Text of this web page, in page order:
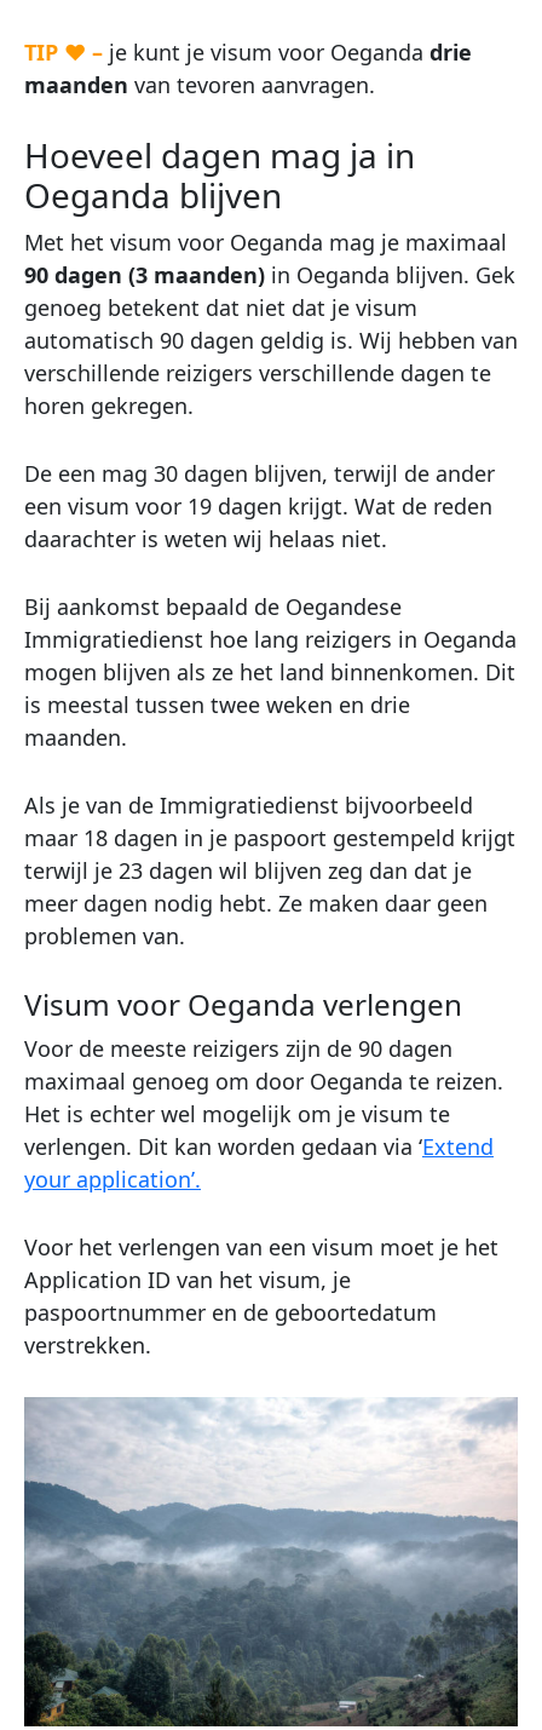
TIP ♥ – je kunt je visum voor Oeganda drie
maanden van tevoren aanvragen.
Hoeveel dagen mag ja in
Oeganda blijven
Met het visum voor Oeganda mag je maximaal
90 dagen (3 maanden) in Oeganda blijven. Gek
genoeg betekent dat niet dat je visum
automatisch 90 dagen geldig is. Wij hebben van
verschillende reizigers verschillende dagen te
horen gekregen.
De een mag 30 dagen blijven, terwijl de ander
een visum voor 19 dagen krijgt. Wat de reden
daarachter is weten wij helaas niet.
Bij aankomst bepaald de Oegandese
Immigratiedienst hoe lang reizigers in Oeganda
mogen blijven als ze het land binnenkomen. Dit
is meestal tussen twee weken en drie
maanden.
Als je van de Immigratiedienst bijvoorbeeld
maar 18 dagen in je paspoort gestempeld krijgt
terwijl je 23 dagen wil blijven zeg dan dat je
meer dagen nodig hebt. Ze maken daar geen
problemen van.
Visum voor Oeganda verlengen
Voor de meeste reizigers zijn de 90 dagen
maximaal genoeg om door Oeganda te reizen.
Het is echter wel mogelijk om je visum te
verlengen. Dit kan worden gedaan via ‘Extend
your application’.
Voor het verlengen van een visum moet je het
Application ID van het visum, je
paspoortnummer en de geboortedatum
verstrekken.